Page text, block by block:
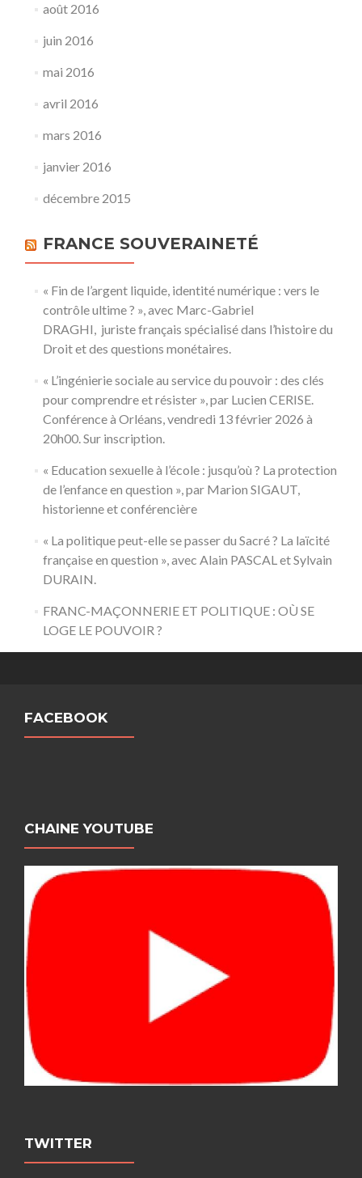
août 2016
juin 2016
mai 2016
avril 2016
mars 2016
janvier 2016
décembre 2015
FRANCE SOUVERAINETÉ
« Fin de l’argent liquide, identité numérique : vers le
contrôle ultime ? », avec Marc-Gabriel
DRAGHI, juriste français spécialisé dans l’histoire du
Droit et des questions monétaires.
« L’ingénierie sociale au service du pouvoir : des clés
pour comprendre et résister », par Lucien CERISE.
Conférence à Orléans, vendredi 13 février 2026 à
20h00. Sur inscription.
« Education sexuelle à l’école : jusqu’où ? La protection
de l’enfance en question », par Marion SIGAUT,
historienne et conférencière
« La politique peut-elle se passer du Sacré ? La laïcité
française en question », avec Alain PASCAL et Sylvain
DURAIN.
FRANC-MAÇONNERIE ET POLITIQUE : OÙ SE
LOGE LE POUVOIR ?
FACEBOOK
CHAINE YOUTUBE
TWITTER